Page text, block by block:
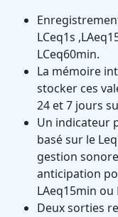
LCeq1s
LCeq60min.
La mémoire
stocker ces
24 et 7 jours
Un indicateur
basé sur le
gestion
anticipation
LAeq15min ou
Deux sorties